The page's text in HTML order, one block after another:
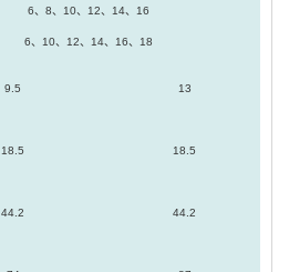
6、8、10、12、14、16
6、10、12、14、16、18
9.5 13
18.5 18.5
44.2 44.2